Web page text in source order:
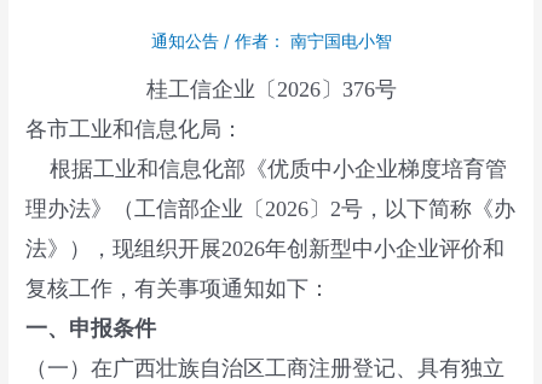
通知公告/ 作者： 南宁国电小智
桂工信企业〔2026〕376号
各市工业和信息化局：
根据工业和信息化部《优质中小企业梯度培育管
理办法》（工信部企业〔2026〕2号，以下简称《办
法》），现组织开展2026年创新型中小企业评价和
复核工作，有关事项通知如下：
一、申报条件
（一）在广西壮族自治区工商注册登记、具有独立